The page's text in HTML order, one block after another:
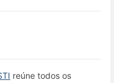
reúne todos os